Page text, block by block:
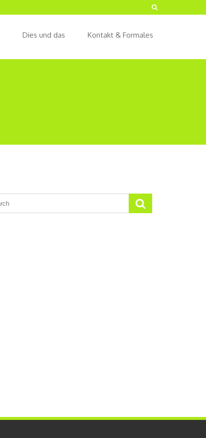
Dies und das Kontakt & Formales